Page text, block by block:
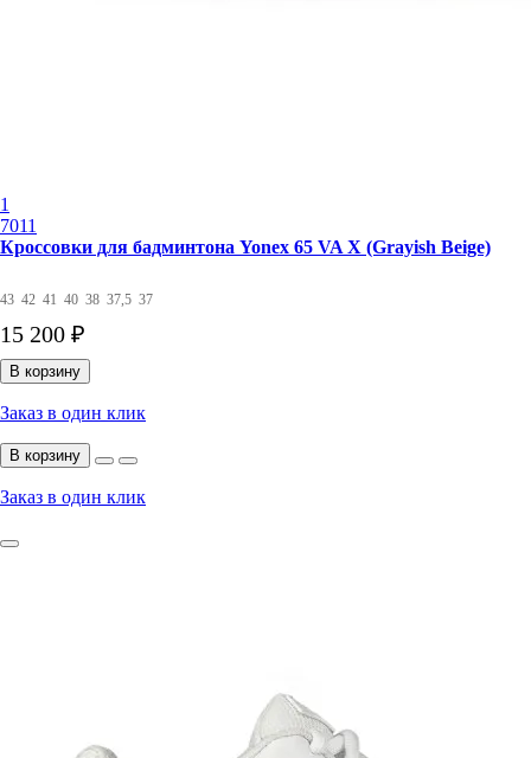
1
7011
Кроссовки для бадминтона Yonex 65 VA X (Grayish Beige)
43 42 41 40 38 37,5 37
15 200 ₽
В корзину
Заказ в один клик
В корзину
Заказ в один клик